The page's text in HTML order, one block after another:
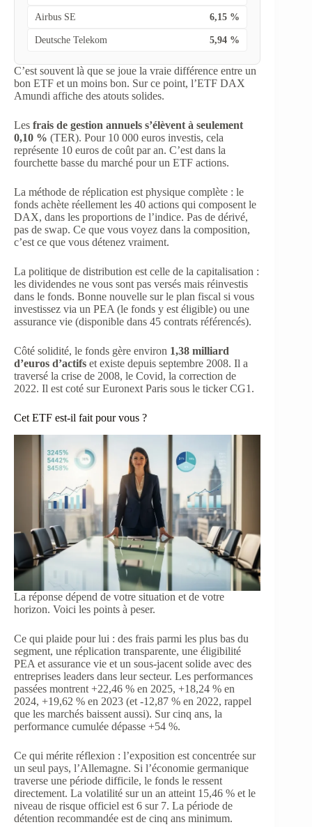
Airbus SE 6,15 %
Deutsche Telekom 5,94 %
C’est souvent là que se joue la vraie différence entre un
bon ETF et un moins bon. Sur ce point, l’ETF DAX
Amundi affiche des atouts solides.
Les frais de gestion annuels s’élèvent à seulement
0,10 % (TER). Pour 10 000 euros investis, cela
représente 10 euros de coût par an. C’est dans la
fourchette basse du marché pour un ETF actions.
La méthode de réplication est physique complète : le
fonds achète réellement les 40 actions qui composent le
DAX, dans les proportions de l’indice. Pas de dérivé,
pas de swap. Ce que vous voyez dans la composition,
c’est ce que vous détenez vraiment.
La politique de distribution est celle de la capitalisation :
les dividendes ne vous sont pas versés mais réinvestis
dans le fonds. Bonne nouvelle sur le plan fiscal si vous
investissez via un PEA (le fonds y est éligible) ou une
assurance vie (disponible dans 45 contrats référencés).
Côté solidité, le fonds gère environ 1,38 milliard
d’euros d’actifs et existe depuis septembre 2008. Il a
traversé la crise de 2008, le Covid, la correction de
2022. Il est coté sur Euronext Paris sous le ticker CG1.
Cet ETF est-il fait pour vous ?
La réponse dépend de votre situation et de votre
horizon. Voici les points à peser.
Ce qui plaide pour lui : des frais parmi les plus bas du
segment, une réplication transparente, une éligibilité
PEA et assurance vie et un sous-jacent solide avec des
entreprises leaders dans leur secteur. Les performances
passées montrent +22,46 % en 2025, +18,24 % en
2024, +19,62 % en 2023 (et -12,87 % en 2022, rappel
que les marchés baissent aussi). Sur cinq ans, la
performance cumulée dépasse +54 %.
Ce qui mérite réflexion : l’exposition est concentrée sur
un seul pays, l’Allemagne. Si l’économie germanique
traverse une période difficile, le fonds le ressent
directement. La volatilité sur un an atteint 15,46 % et le
niveau de risque officiel est 6 sur 7. La période de
détention recommandée est de cinq ans minimum.